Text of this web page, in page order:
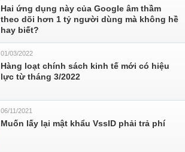
Hai ứng dụng này của Google âm thầm
theo dõi hơn 1 tỷ người dùng mà không hề
hay biết?
01/03/2022
Hàng loạt chính sách kinh tế mới có hiệu
lực từ tháng 3/2022
06/11/2021
Muốn lấy lại mật khẩu VssID phải trả phí